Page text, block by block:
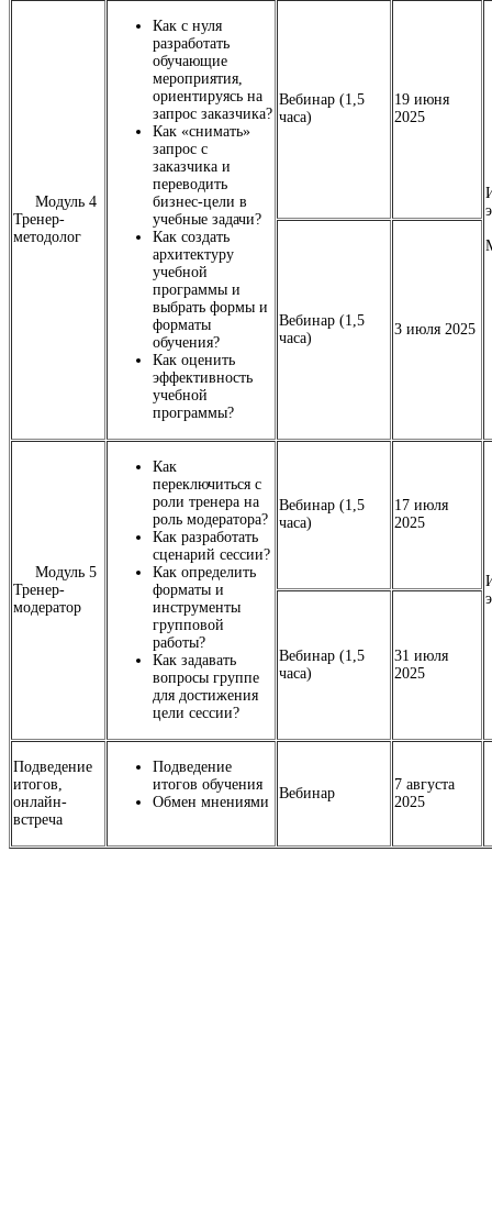
Модуль 4
Тренер-
методолог
Как с нуля
разработать
обучающие
мероприятия,
ориентируясь на
запрос заказчика?
Как «снимать»
запрос с
заказчика и
переводить
бизнес-цели в
учебные задачи?
Как создать
архитектуру
учебной
программы и
выбрать формы и
форматы
обучения?
Как оценить
эффективность
учебной
программы?
Вебинар (1,5
часа)
19 июня
2025
Вебинар (1,5
часа)
3 июля 2025
Модуль 5
Тренер-
модератор
Как
переключиться с
роли тренера на
роль модератора?
Как разработать
сценарий сессии?
Как определить
форматы и
инструменты
групповой
работы?
Как задавать
вопросы группе
для достижения
цели сессии?
Вебинар (1,5
часа)
17 июля
2025
Вебинар (1,5
часа)
31 июля
2025
Подведение
итогов,
онлайн-
встреча
Подведение
итогов обучения
Обмен мнениями
Вебинар
7 августа
2025